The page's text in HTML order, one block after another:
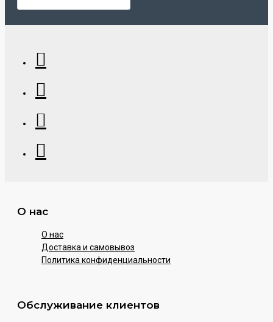
О нас
О нас
Доставка и самовывоз
Политика конфиденциальности
Обслуживание клиентов